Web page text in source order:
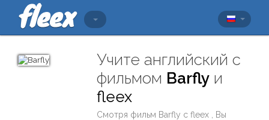
Учите английский с
фильмом Barfly и
fleex
Смотря фильм Barfly сfleex
, Вы